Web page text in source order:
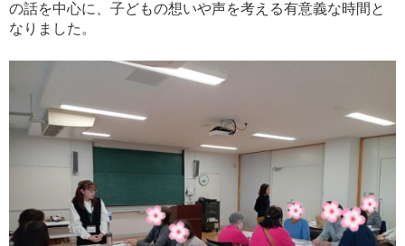
の話を中心に、子どもの想いや声を考える有意義な時間と
なりました。